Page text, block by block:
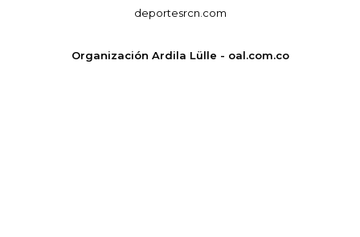
deportesrcn.com
Organización Ardila Lülle - oal.com.co